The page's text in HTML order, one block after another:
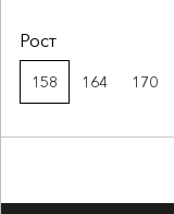
Рост
158 164 170